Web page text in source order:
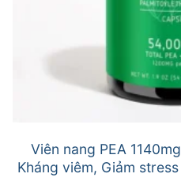
Viên nang PEA
Kháng viêm, Giảm